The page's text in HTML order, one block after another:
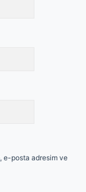
e-posta adresim ve